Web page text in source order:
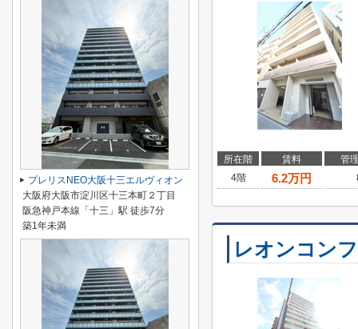
所在階 賃料
管
4階
6.2万円
レオンコン
プレリスNEO大阪十三エルヴィオン
大阪府大阪市淀川区十三本町２丁目
阪急神戸本線「十三」駅 徒歩7分
築1年未満